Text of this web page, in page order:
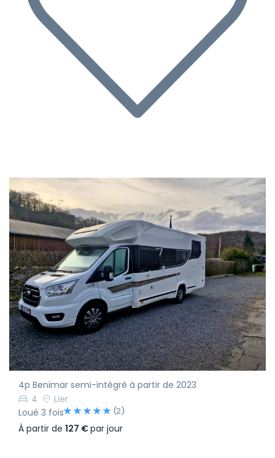
4p Benimar semi-intégré à partir de 2023
4
Lier
Loué 3 fois
(2)
À partir de 127 €par jour